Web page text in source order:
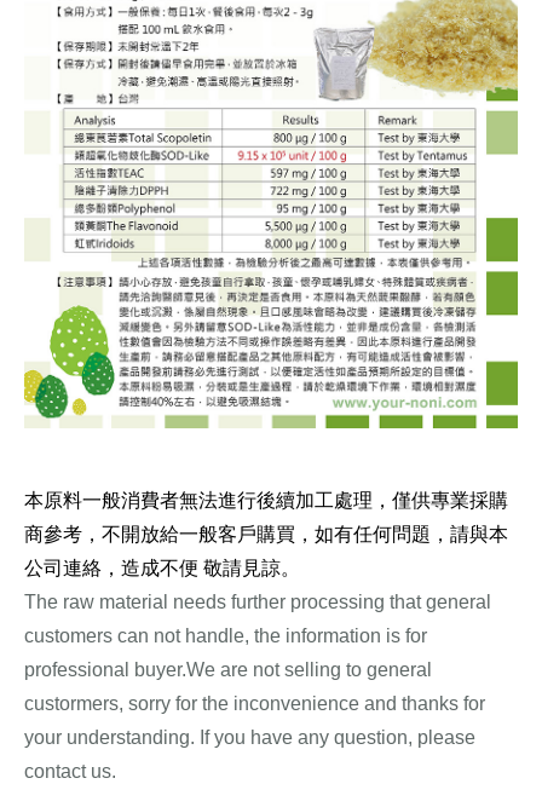
本原料一般消費者無法進行後續加工處理，僅供專業採購
商參考，不開放給一般客戶購買，如有任何問題，請與本
公司連絡，造成不便 敬請見諒。
The raw material needs further processing that general
customers can not handle, the information is for
professional buyer.We are not selling to general
custormers, sorry for the inconvenience and thanks for
your understanding. If you have any question, please
contact us.